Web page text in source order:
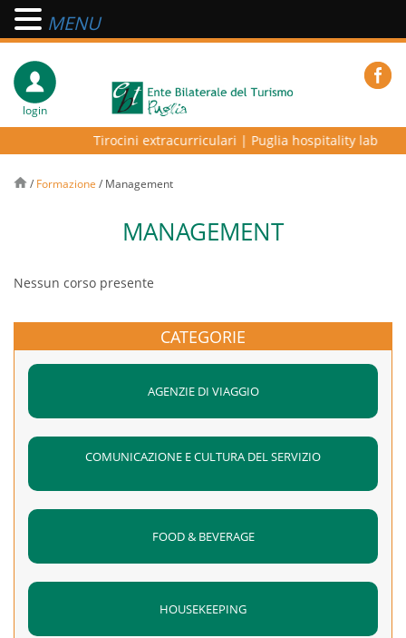
login
Tirocini extracurriculari| Puglia hospitality lab –
/ Formazione / Management
MANAGEMENT
Nessun corso presente
CATEGORIE
AGENZIE DI VIAGGIO
COMUNICAZIONE E CULTURA DEL SERVIZIO
FOOD & BEVERAGE
HOUSEKEEPING
MENU